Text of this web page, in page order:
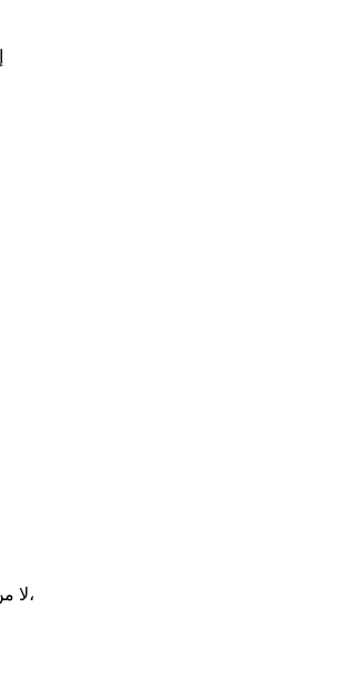
لا من الناحيةِ العضوية، بل المعنوية. ويجب أن أعرفه وأتعلّم عنه،